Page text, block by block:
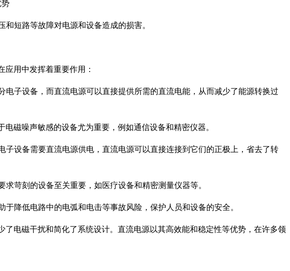
短路等故障对电源和设备造成的损害。
用中发挥着重要作用：
子设备，而直流电源可以直接提供所需的直流电能，从而减少了能源转换过
磁噪声敏感的设备尤为重要，例如通信设备和精密仪器。
设备需要直流电源供电，直流电源可以直接连接到它们的正极上，省去了转
苛刻的设备至关重要，如医疗设备和精密测量仪器等。
降低电路中的电弧和电击等事故风险，保护人员和设备的安全。
电磁干扰和简化了系统设计。直流电源以其高效能和稳定性等优势，在许多领